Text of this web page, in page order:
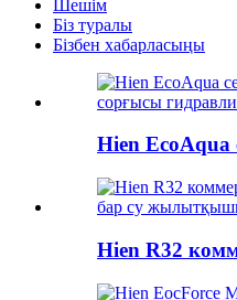
Шешім
Біз туралы
Бізбен хабарласыңы
Hien EcoAqua
Hien R32